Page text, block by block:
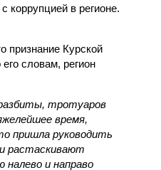
коррупцией в регионе.
признание Курской
словам, регион
тротуаров
время,
пришла руководить
растаскивают
и направо